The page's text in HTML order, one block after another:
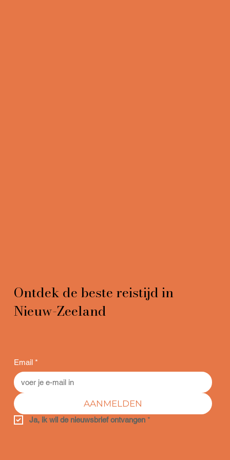
Ontdek de beste reistijd in
Nieuw-Zeeland
Email *
AANMELDEN
Ja, ik wil de nieuwsbrief ontvangen *